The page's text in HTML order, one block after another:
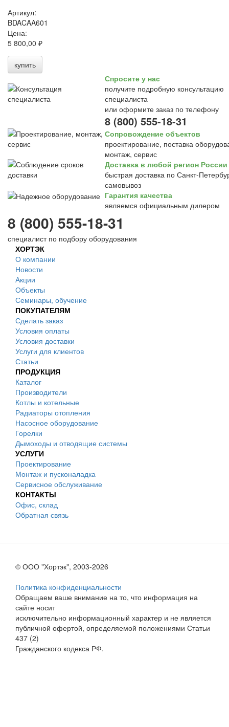
Артикул:
BDACAA601
Цена:
5 800,00 ₽
купить
Спросите у нас
получите подробную консультацию
специалиста
или оформите заказ по телефону
8 (800) 555-18-31
Сопровождение объектов
проектирование, поставка
монтаж, сервис
Доставка в любой регион России
быстрая доставка по Санкт-
самовывоз
Гарантия качества
являемся официальным дилером
8 (800) 555-18-31
специалист по подбору оборудования
ХОРТЭК
О компании
Новости
Акции
Объекты
Семинары, обучение
ПОКУПАТЕЛЯМ
Сделать заказ
Условия оплаты
Условия доставки
Услуги для клиентов
Статьи
ПРОДУКЦИЯ
Каталог
Производители
Котлы и котельные
Радиаторы отопления
Насосное оборудование
Горелки
Дымоходы и отводящие системы
УСЛУГИ
Проектирование
Монтаж и пусконаладка
Сервисное обслуживание
КОНТАКТЫ
Офис, склад
Обратная связь
© ООО "Хортэк", 2003-2026
Политика конфиденциальности
Обращаем ваше внимание на то, что информация на
сайте носит
исключительно информационный характер и не является
публичной офертой, определяемой положениями Статьи
437 (2)
Гражданского кодекса РФ.